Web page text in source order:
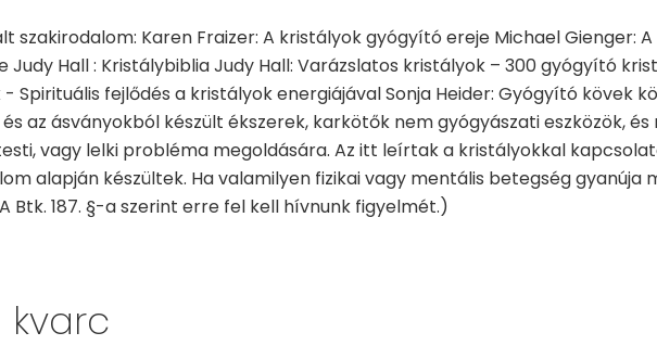
szakirodalom: Karen Fraizer: A kristályok gyógyító ereje Michael Gienger:
Judy Hall : Kristálybiblia Judy Hall: Varázslatos kristályok – 300 gyógyító
Spirituális fejlődés a kristályok energiájával Sonja Heider: Gyógyító kövek
az ásványokból készült ékszerek, karkötők nem gyógyászati eszközök,
vagy lelki probléma megoldására. Az itt leírtak a kristályokkal
alapján készültek. Ha valamilyen fizikai vagy mentális betegség gyanúja
Btk. 187. §-a szerint erre fel kell hívnunk figyelmét.)
kvarc